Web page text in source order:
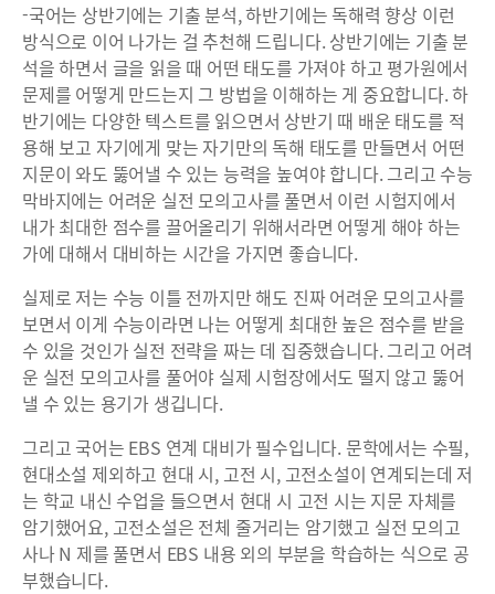
-국어는 상반기에는 기출 분석, 하반기에는 독해력 향상 이런
방식으로 이어 나가는 걸 추천해 드립니다. 상반기에는 기출 분
석을 하면서 글을 읽을 때 어떤 태도를 가져야 하고 평가원에서
문제를 어떻게 만드는지 그 방법을 이해하는 게 중요합니다. 하
반기에는 다양한 텍스트를 읽으면서 상반기 때 배운 태도를 적
용해 보고 자기에게 맞는 자기만의 독해 태도를 만들면서 어떤
지문이 와도 뚫어낼 수 있는 능력을 높여야 합니다. 그리고 수능
막바지에는 어려운 실전 모의고사를 풀면서 이런 시험지에서
내가 최대한 점수를 끌어올리기 위해서라면 어떻게 해야 하는
가에 대해서 대비하는 시간을 가지면 좋습니다.
실제로 저는 수능 이틀 전까지만 해도 진짜 어려운 모의고사를
보면서 이게 수능이라면 나는 어떻게 최대한 높은 점수를 받을
수 있을 것인가 실전 전략을 짜는 데 집중했습니다. 그리고 어려
운 실전 모의고사를 풀어야 실제 시험장에서도 떨지 않고 뚫어
낼 수 있는 용기가 생깁니다.
그리고 국어는 EBS 연계 대비가 필수입니다. 문학에서는 수필,
현대소설 제외하고 현대 시, 고전 시, 고전소설이 연계되는데 저
는 학교 내신 수업을 들으면서 현대 시 고전 시는 지문 자체를
암기했어요, 고전소설은 전체 줄거리는 암기했고 실전 모의고
사나 N 제를 풀면서 EBS 내용 외의 부분을 학습하는 식으로 공
부했습니다.